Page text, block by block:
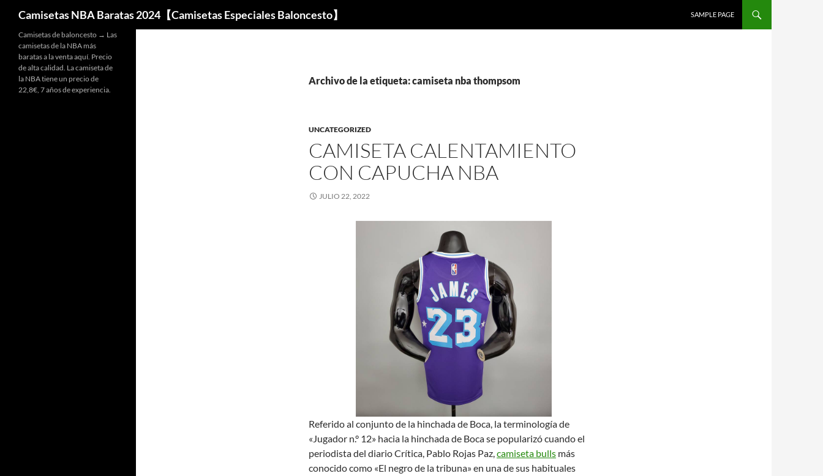
Camisetas NBA Baratas 2024【Camisetas Especiales Baloncesto】
SAMPLE PAGE
Archivo de la etiqueta: camiseta nba thompsom
UNCATEGORIZED
CAMISETA CALENTAMIENTO
CON CAPUCHA NBA
JULIO 22, 2022
Referido al conjunto de la hinchada de Boca, la terminología de
«Jugador n.° 12» hacia la hinchada de Boca se popularizó cuando el
periodista del diario Crítica, Pablo Rojas Paz,camiseta bulls más
conocido como «El negro de la tribuna» en una de sus habituales
Camisetas de baloncesto → Las
camisetas de la NBA más
baratas a la venta aquí. Precio
de alta calidad. La camiseta de
la NBA tiene un precio de
22,8€, 7 años de experiencia.